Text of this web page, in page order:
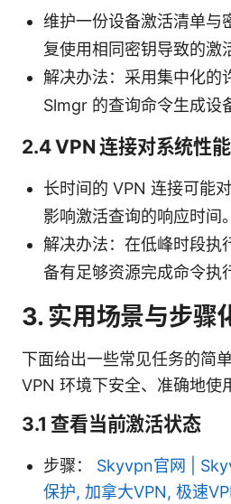
维护一份设备激活清单与
复使用相同密钥导致的激
解决办法：采用集中化的
Slmgr 的查询命令生成设
2.4 VPN 连接对系统性
长时间的 VPN 连接可能
影响激活查询的响应时间。
解决办法：在低峰时段执
备有足够资源完成命令执
3. 实用场景与步骤
下面给出一些常见任务的简
VPN 环境下安全、准确地使
3.1 查看当前激活状态
步骤： Skyvpn官网 |
保护, 加拿大VPN, 极速